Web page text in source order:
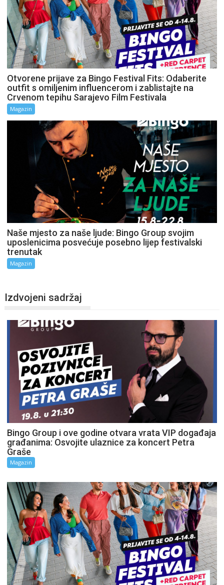
Otvorene prijave za Bingo Festival Fits: Odaberite
outfit s omiljenim influencerom i zablistajte na
Crvenom tepihu Sarajevo Film Festivala
Magazin
Naše mjesto za naše ljude: Bingo Group svojim
uposlenicima posvećuje posebno lijep festivalski
trenutak
Magazin
Izdvojeni sadržaj
Bingo Group i ove godine otvara vrata VIP događaja
građanima: Osvojite ulaznice za koncert Petra
Graše
Magazin